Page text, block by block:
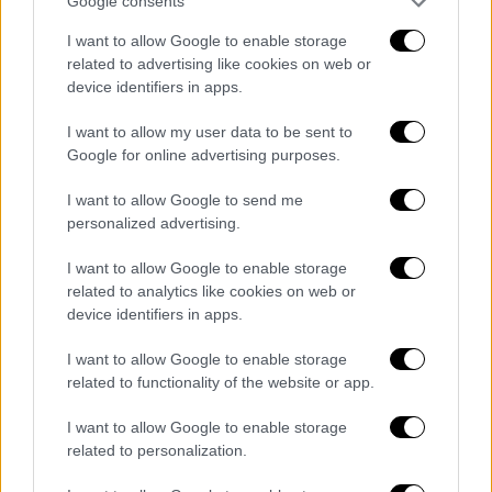
I want to allow Google to enable storage
related to advertising like cookies on web or
device identifiers in apps.
I want to allow my user data to be sent to
Google for online advertising purposes.
I want to allow Google to send me
personalized advertising.
I want to allow Google to enable storage
related to analytics like cookies on web or
device identifiers in apps.
I want to allow Google to enable storage
related to functionality of the website or app.
I want to allow Google to enable storage
related to personalization.
θεσμικούς εκπροσώπους της
και
Κέντρου Παγκόσμιας Κληρονομιάς-και
ιδιαίτερα τον Διευθυντή του Lazare
Eloundou- το Υπουργείο Εξωτερικών και τη
Μόνιμη Ελληνική Αντιπροσωπεία -τον
επικεφαλής της Γιώργο Κουμουτσάκο- την
Περιφέρεια Κρήτης και προσωπικά τον
Σταύρο Αρναουτάκη, και φυσικά, τους
συνεργάτες μου στο Υπουργείο Πολιτισμού
-στα πρόσωπα της Διευθύντριας
Προϊστορικών και Κλασικών Αρχαιοτήτων
Έλενας Κουντούρη, της τμηματάρχου Ντίνας
Μπενίση και του Διευθυντή Αναστήλωσης
Αρχαίων Μνημείων Θέμη Βλαχούλη - και
τους αντιπροσώπους μας στην Επιτροπή
Παγκόσμιας Κληρονομιάς -στο πρόσωπο της